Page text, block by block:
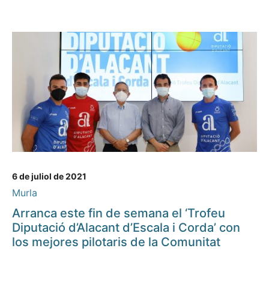
6 de juliol de 2021
Murla
Arranca este fin de semana el ‘Trofeu
Diputació d’Alacant d’Escala i Corda’ con
los mejores pilotaris de la Comunitat